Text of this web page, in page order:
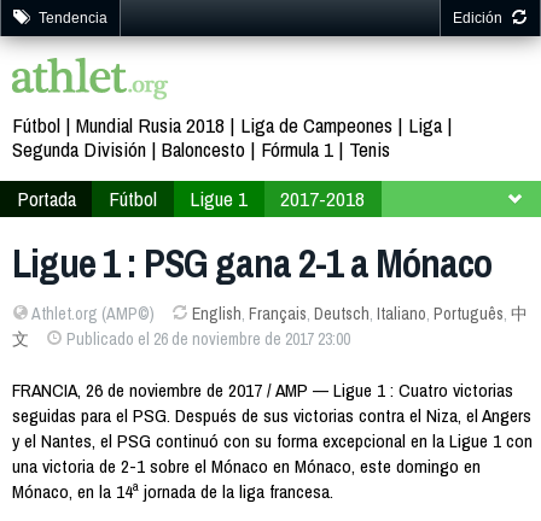
Tendencia Edición
Fútbol Mundial Rusia 2018 Liga de Campeones
Liga
Segunda División Baloncesto Fórmula 1
Tenis
Portada
Fútbol Ligue 1
2017-2018
Ligue 1 : PSG gana 2-1 a Mónaco
Athlet.org (AMP©) English, Français, Deutsch, Italiano, Português, 中
文
Publicado el 26 de noviembre de 2017 23:00
FRANCIA, 26 de noviembre de 2017 / AMP — Ligue 1 : Cuatro victorias
seguidas para el PSG. Después de sus victorias contra el Niza, el Angers
y el Nantes, el PSG continuó con su forma excepcional en la Ligue 1 con
una victoria de 2-1 sobre el Mónaco en Mónaco, este domingo en
Mónaco, en la 14ª jornada de la liga francesa.